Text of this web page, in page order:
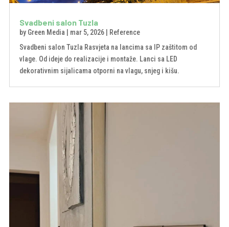
Svadbeni salon Tuzla
by Green Media mar 5, 2026|
Reference
Svadbeni salon Tuzla Rasvjeta na lancima sa IP zaštitom od
vlage. Od ideje do realizacije i montaže. Lanci sa LED
dekorativnim sijalicama otporni na vlagu, snjeg i kišu.